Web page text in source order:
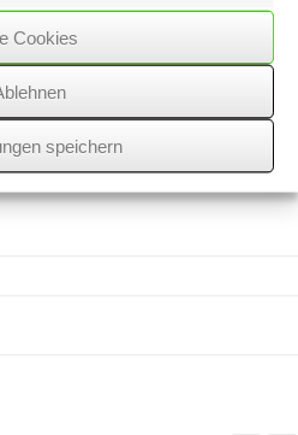
Cookies
speichern
1.4.2012 ist Aussetzung der
für den Betroffenen eine
ein besonderes berechtigtes